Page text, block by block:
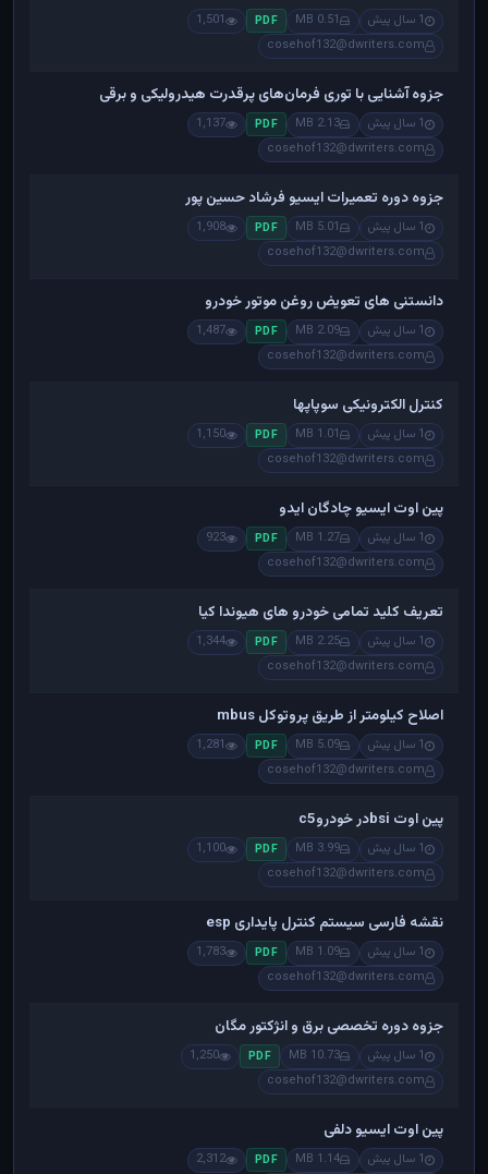
1 سال پیش 0.51 MB
PDF
1,501
cosehof132@dwriters.com
جزوه آشنایی با توری فرمان‌های پرقدرت هیدرولیکی و برقی
1 سال پیش 2.13 MB
PDF
1,137
cosehof132@dwriters.com
جزوه دوره تعمیرات ایسیو فرشاد حسین پور
1 سال پیش 5.01 MB
PDF
1,908
cosehof132@dwriters.com
دانستنی های تعویض روغن موتور خودرو
1 سال پیش 2.09 MB
PDF
1,487
cosehof132@dwriters.com
کنترل الکترونیکی سوپاپها
1 سال پیش 1.01 MB
PDF
1,150
cosehof132@dwriters.com
پین اوت ایسیو چادگان ایدو
1 سال پیش 1.27 MB
PDF
923
cosehof132@dwriters.com
تعریف کلید تمامی خودرو های هیوندا کیا
1 سال پیش 2.25 MB
PDF
1,344
cosehof132@dwriters.com
اصلاح کیلومتر از طریق پروتوکل mbus
1 سال پیش 5.09 MB
PDF
1,281
cosehof132@dwriters.com
پین اوت bsiدر خودروc5
1 سال پیش 3.99 MB
PDF
1,100
cosehof132@dwriters.com
نقشه فارسی سیستم کنترل پایداری esp
1 سال پیش 1.09 MB
PDF
1,783
cosehof132@dwriters.com
جزوه دوره تخصصی برق و انژکتور مگان
1 سال پیش 10.73 MB
PDF
1,250
cosehof132@dwriters.com
پین اوت ایسیو دلفی
1 سال پیش 1.14 MB
PDF
2,312